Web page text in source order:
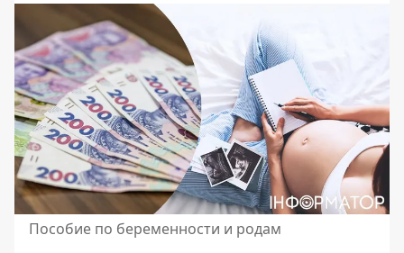
Пособие по беременности и родам